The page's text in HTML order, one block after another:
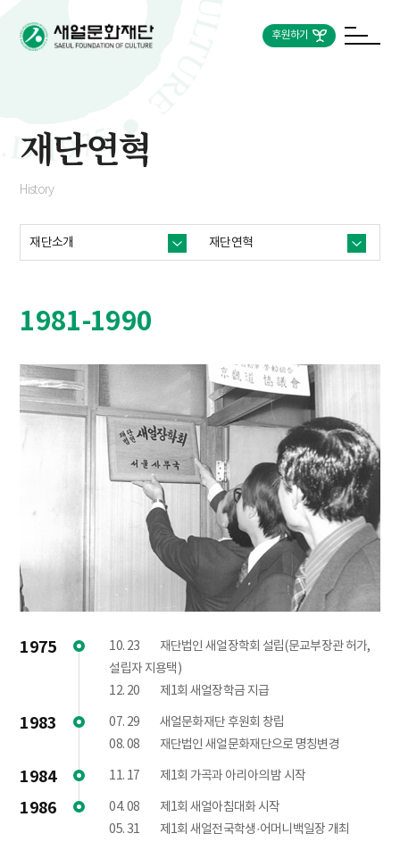
후원하기
재단연혁
History
재단소개 재단연혁
1981-1990
1975 10. 23
재단법인 새얼장학회 설립(문교부장관 허가,
설립자 지용택)
12. 20
제1회 새얼장학금 지급
1983 07. 29
새얼문화재단 후원회 창립
08. 08
재단법인 새얼문화재단으로 명칭변경
1984 11. 17 제1회 가곡과 아리아의 밤 시작
1986 04. 08
제1회 새얼아침대화 시작
05. 31
제1회 새얼전국학생·어머니백일장 개최